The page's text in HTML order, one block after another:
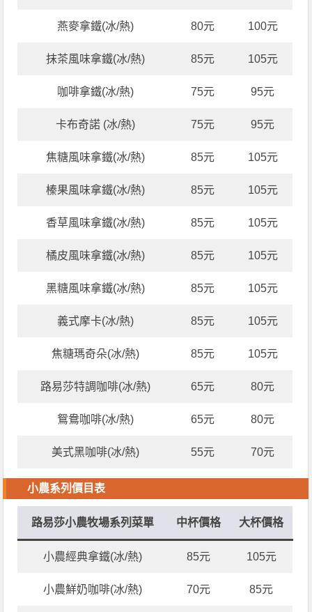
燕麥拿鐵(冰/熱) 80元 100元
抹茶風味拿鐵(冰/熱) 85元 105元
咖啡拿鐵(冰/熱) 75元 95元
卡布奇諾 (冰/熱) 75元 95元
焦糖風味拿鐵(冰/熱) 85元 105元
榛果風味拿鐵(冰/熱) 85元 105元
香草風味拿鐵(冰/熱) 85元 105元
橘皮風味拿鐵(冰/熱) 85元 105元
黑糖風味拿鐵(冰/熱) 85元 105元
義式摩卡(冰/熱) 85元 105元
焦糖瑪奇朵(冰/熱) 85元 105元
路易莎特調咖啡(冰/熱) 65元 80元
鴛鴦咖啡(冰/熱) 65元 80元
美式黑咖啡(冰/熱) 55元 70元
小農系列價目表
路易莎小農牧場系列菜單 中杯價格 大杯價格
小農經典拿鐵(冰/熱) 85元 105元
小農鮮奶咖啡(冰/熱) 70元 85元